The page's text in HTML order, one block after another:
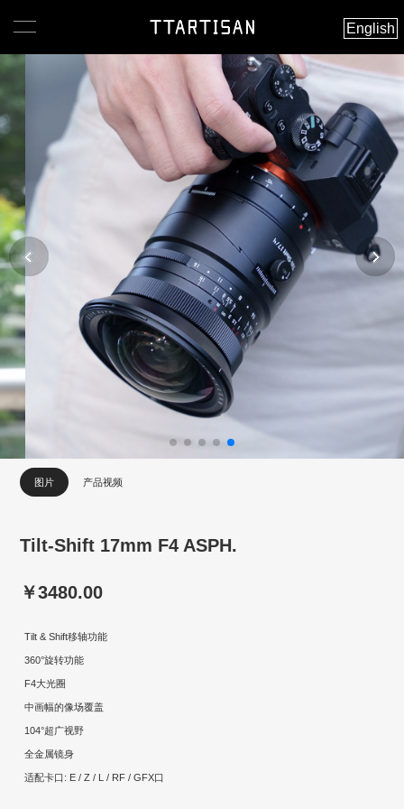
图片 产品视频
Tilt-Shift 17mm F4 ASPH.
￥3480.00
Tilt & Shift移轴功能
360°旋转功能
F4大光圈
中画幅的像场覆盖
104°超广视野
全金属镜身
适配卡口: E / Z / L / RF / GFX口
English